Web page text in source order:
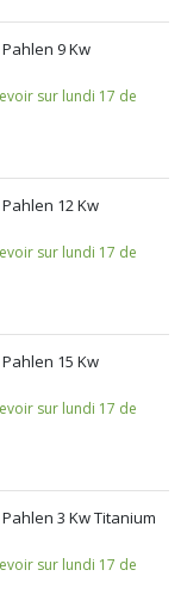
9 Kw
sur lundi 17 de
12 Kw
sur lundi 17 de
15 Kw
sur lundi 17 de
3 Kw Titanium
sur lundi 17 de